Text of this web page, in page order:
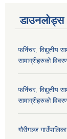
डाउनलोड्स
फर्निचर, विद्युतीय
सामाग्रीहरुको
फर्निचर, विद्युतीय
सामाग्रीहरुको
गौरीगञ्‍ज